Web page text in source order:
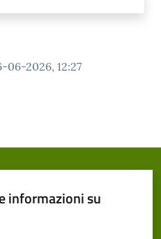
06-2026, 12:27
informazioni su